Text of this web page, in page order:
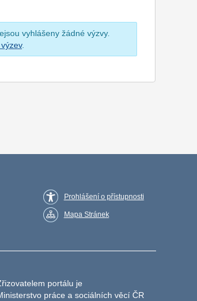
vyhlášeny žádné výzvy.
.
Prohlášení o přístupnosti
Mapa Stránek
portálu je
práce a sociálních věcí ČR